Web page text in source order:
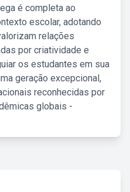
é completa ao
escolar, adotando
relações
por criatividade e
os estudantes em sua
geração excepcional,
reconhecidas por
globais -